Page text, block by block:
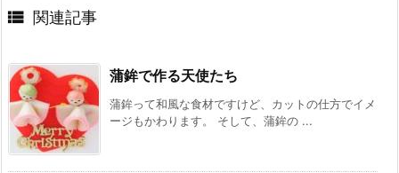
 関連記事
蒲鉾で作る天使たち
蒲鉾って和風な食材ですけど、カットの仕方でイメ
ージもかわります。 そして、蒲鉾の ...